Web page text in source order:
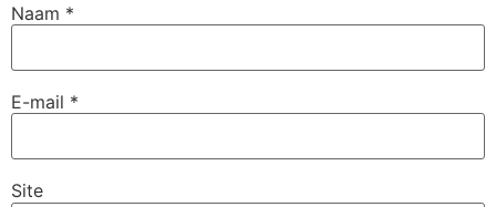
Naam *
E-mail *
Site